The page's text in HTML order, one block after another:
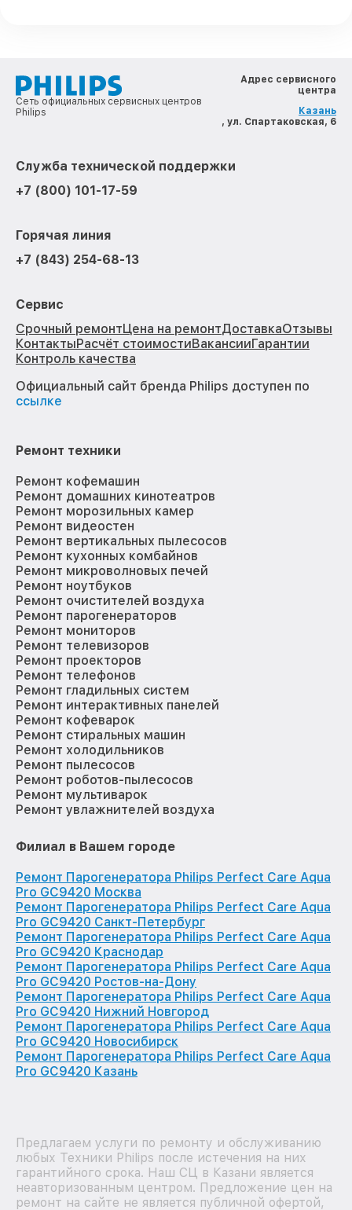
Сеть официальных сервисных центров
Philips
Адрес сервисного
центра
Казань
, ул. Спартаковская, 6
Служба технической поддержки
+7 (800) 101-17-59
Горячая линия
+7 (843) 254-68-13
Сервис
Срочный ремонтЦена на ремонтДоставкаОтзывы
КонтактыРасчёт стоимостиВакансииГарантии
Контроль качества
Официальный сайт бренда Philips доступен по
ссылке
Ремонт техники
Ремонт кофемашин
Ремонт домашних кинотеатров
Ремонт морозильных камер
Ремонт видеостен
Ремонт вертикальных пылесосов
Ремонт кухонных комбайнов
Ремонт микроволновых печей
Ремонт ноутбуков
Ремонт очистителей воздуха
Ремонт парогенераторов
Ремонт мониторов
Ремонт телевизоров
Ремонт проекторов
Ремонт телефонов
Ремонт гладильных систем
Ремонт интерактивных панелей
Ремонт кофеварок
Ремонт стиральных машин
Ремонт холодильников
Ремонт пылесосов
Ремонт роботов-пылесосов
Ремонт мультиварок
Ремонт увлажнителей воздуха
Филиал в Вашем городе
Ремонт Парогенератора Philips Perfect Care Aqua
Pro GC9420 Москва
Ремонт Парогенератора Philips Perfect Care Aqua
Pro GC9420 Санкт-Петербург
Ремонт Парогенератора Philips Perfect Care Aqua
Pro GC9420 Краснодар
Ремонт Парогенератора Philips Perfect Care Aqua
Pro GC9420 Ростов-на-Дону
Ремонт Парогенератора Philips Perfect Care Aqua
Pro GC9420 Нижний Новгород
Ремонт Парогенератора Philips Perfect Care Aqua
Pro GC9420 Новосибирск
Ремонт Парогенератора Philips Perfect Care Aqua
Pro GC9420 Казань
Предлагаем услуги по ремонту и обслуживанию
любых Техники Philips после истечения на них
гарантийного срока. Наш СЦ в Казани является
неавторизованным центром. Предложение цен на
ремонт на сайте не является публичной офертой,